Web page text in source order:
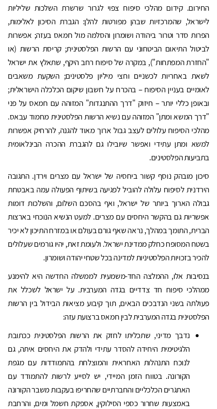
החירום. קידום מהלכי סיפוח צפוי לגרור שרשרת השלכות שליליות
לישראל, שהמרכזיות שבהן מפורטות להלן: הגברת הסיכון לאלימות,
הפרות סדר וטרור ביהודה ושומרון והסלמה מול חמאס בעזה; אפשרות
לביטול התיאום הביטחוני עם הרשות הפלסטינית; קריסת הרשות (או
"החזרת המפתחות"), במקרה של סיפוח רחב היקף, שתאלץ את ישראל
לשאת באחריות לכשניים וחצי מיליון פלסטינים; השקעת משאבים
לאומיים בעניין הסיפוח – בהכרח על חשבון שיקום הכלכלה הישראלית;
ובאופן כללי יותר – חיזוק "דרך ההתנגדות" המזוהה עם חמאס על פני
"דרך המשא ומתן" המזוהה עם נשיא הרשות הפלסטינית מחמוד עבאס.
מהלכי הסיפוח עלולים לעצב גבול ארוך מאוד להגנה, להרחיק אפשרות
למשא ומתן עתידי ואפשר שיובילו גם להגברת ההכרה הבינלאומית
בתביעות הפלסטינים.
סיכון מובהק נוסף קשור ביחסיה של ישראל עם מצרים וירדן. התגובה
הירדנית לסיפוח עלולה להוביל לפגיעה בשיתוף הפעולה עמה באבטחת
גבולה הארוך ביותר של ישראל, ואף בהסכם השלום, והשלכות דומות
אפשריות גם בהקשר היחסים עם מצרים. למעט הנשיא הנוכחי בארצות
הברית, התומך במהלך, נראה שאף גורם בעולם או במזרח התיכון לא יכיר
בשטח המסופח כחלק ממדינת ישראל. ולעומת זאת, יהיו גורמים שעלולים
להכיר בזכויות הפלסטיניות למדינה בכל שטחי יהודה ושומרון.
בנסיבות אלו, ההמלצה החד-משמעית לממשלה החדשה היא להימנע
ממהלכי סיפוח חד צדדיים בגדה המערבית. על ישראל לשכלל את
פעולתה בשני הנדבכים הבאים, תוך קיבוע מציאות הבידול בין הרשות
הפלסטינית בגדה המערבית לבין חמאס ברצועת עזה:
נדבך מדיני, שתכליתו לחזק את הרשות הפלסטינית ככתובת
הלגיטימית היחידה להסדר עתידי ולהדק את היחסים איתה, גם
לנוכח התנהלות האחראית והמוצלחת בהתמודדות עם מגפת
הקורונה. בטווח הזמן המיידי, יש לסייע לרשות להתמודד עם
האתגרים הכלכליים והחברתיים שהחריפו בעקבות משבר הקורונה
באמצעות שחרור כספי הסילוקין, אספקת חשמל ומים, והרחבת